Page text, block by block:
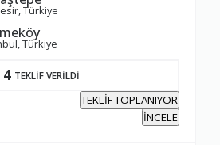
Türkiye
Türkiye
4 TEKLİF VERİLDİ
TEKLİF TOPLANIYOR
İNCELE